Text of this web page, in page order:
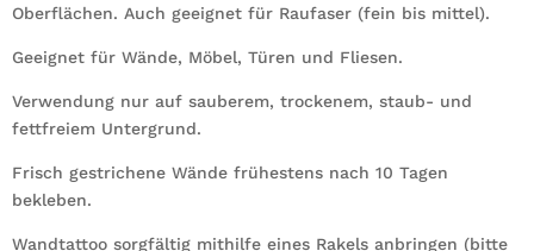
Oberflächen. Auch geeignet für Raufaser (fein bis mittel).
Geeignet für Wände, Möbel, Türen und Fliesen.
Verwendung nur auf sauberem, trockenem, staub- und
fettfreiem Untergrund.
Frisch gestrichene Wände frühestens nach 10 Tagen
bekleben.
Wandtattoo sorgfältig mithilfe eines Rakels anbringen (bitte